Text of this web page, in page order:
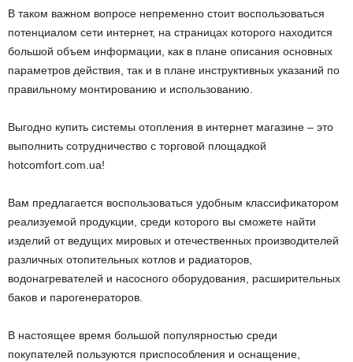
В таком важном вопросе непременно стоит воспользоваться
потенциалом сети интернет, на страницах которого находится
большой объем информации, как в плане описания основных
параметров действия, так и в плане инструктивных указаний по
правильному монтированию и использованию.
Выгодно купить системы отопления в интернет магазине – это
выполнить сотрудничество с торговой площадкой
hotcomfort.com.ua!
Вам предлагается воспользоваться удобным классификатором
реализуемой продукции, среди которого вы сможете найти
изделий от ведущих мировых и отечественных производителей
различных отопительных котлов и радиаторов,
водонагревателей и насосного оборудования, расширительных
баков и парогенераторов.
В настоящее время большой популярностью среди
покупателей пользуются приспособления и оснащение,